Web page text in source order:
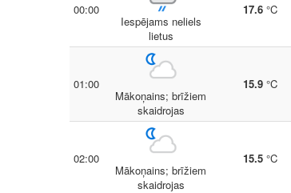
00:00
Iespējams neliels
lietus
17.6°C
01:00
Mākoņains; brīžiem
skaidrojas
15.9°C
02:00
Mākoņains; brīžiem
skaidrojas
15.5°C